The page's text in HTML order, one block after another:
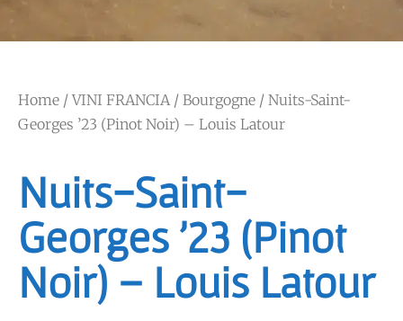
Home /VINI FRANCIA / Bourgogne / Nuits-Saint-
Georges ’23 (Pinot Noir) – Louis Latour
Nuits-Saint-
Georges ’23 (Pinot
Noir) – Louis Latour